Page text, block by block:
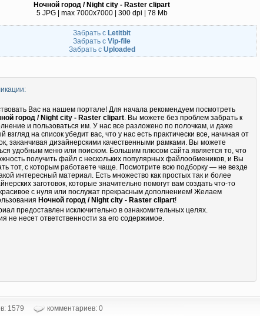
Ночной город / Night city - Raster clipart
5 JPG | max 7000x7000 | 300 dpi | 78 Mb
Забрать с Letitbit
Забрать с Vip-file
Забрать с Uploaded
Вас на нашем портале! Для начала рекомендуем посмотреть
город / Night city - Raster clipart. Вы можете без проблем забрать к
и пользоваться им. У нас все разложено по полочкам, и даже
взгляд на список убедит вас, что у нас есть практически все, начиная от
заканчивая дизайнерскими качественными рамками. Вы можете
удобным меню или поиском. Большим плюсом сайта является то, что
получить файл с нескольких популярных файлообмеников, и Вы
тот, с которым работаете чаще. Посмотрите всю подборку — не везде
интересный материал. Есть множество как простых так и более
заготовок, которые значительно помогут вам создать что-то
с нуля или послужат прекрасным дополнением! Желаем
Ночной город / Night city - Raster clipart!
предоставлен исключительно в ознакомительных целях.
не несет ответственности за его содержимое.
1579
комментариев: 0